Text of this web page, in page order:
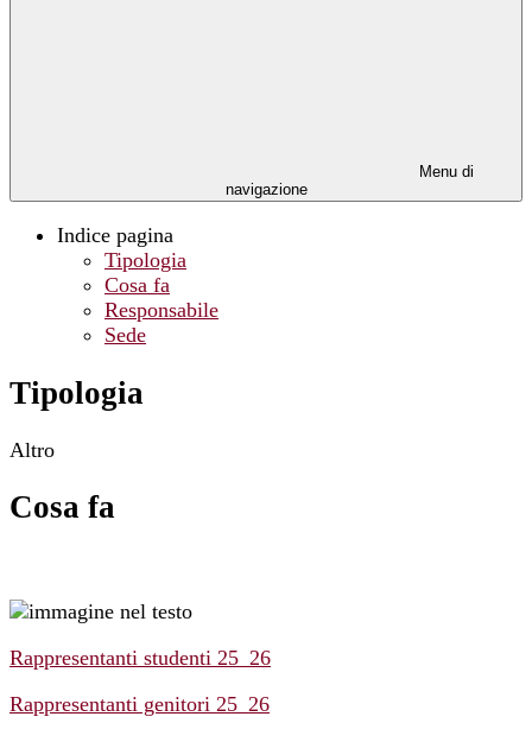
Menu di
navigazione
Indice pagina
Tipologia
Cosa fa
Responsabile
Sede
Tipologia
Altro
Cosa fa
Rappresentanti studenti 25_26
Rappresentanti genitori 25_26